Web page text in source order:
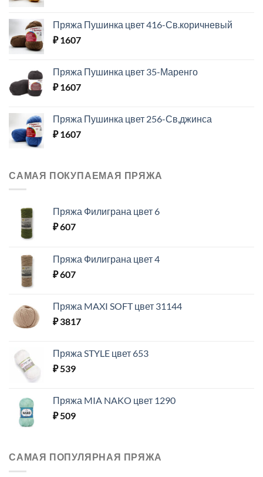
Пряжа Пушинка цвет 416-Св.коричневый
₽1607
Пряжа Пушинка цвет 35-Маренго
₽1607
Пряжа Пушинка цвет 256-Св,джинса
₽1607
САМАЯ ПОКУПАЕМАЯ ПРЯЖА
Пряжа Филиграна цвет 6
₽607
Пряжа Филиграна цвет 4
₽607
Пряжа MAXI SOFT цвет 31144
₽3817
Пряжа STYLE цвет 653
₽539
Пряжа MIA NAKO цвет 1290
₽509
САМАЯ ПОПУЛЯРНАЯ ПРЯЖА